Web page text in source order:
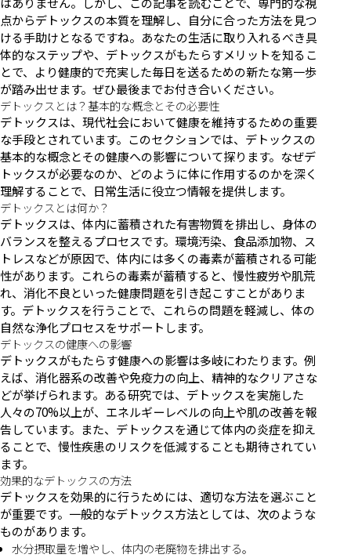
点からデトックスの本質を理解し、自分に合った方法を見つ
ける手助けとなるですね。あなたの生活に取り入れるべき具
体的なステップや、デトックスがもたらすメリットを知るこ
とで、より健康的で充実した毎日を送るための新たな第一歩
が踏み出せます。ぜひ最後までお付き合いください。
デトックスとは？基本的な概念とその必要性
デトックスは、現代社会において健康を維持するための重要
な手段とされています。このセクションでは、デトックスの
基本的な概念とその健康への影響について探ります。なぜデ
トックスが必要なのか、どのように体に作用するのかを深く
理解することで、日常生活に役立つ情報を提供します。
デトックスとは何か？
デトックスは、体内に蓄積された有害物質を排出し、身体の
バランスを整えるプロセスです。環境汚染、食品添加物、ス
トレスなどが原因で、体内には多くの毒素が蓄積される可能
性があります。これらの毒素が蓄積すると、慢性疲労や肌荒
れ、消化不良といった健康問題を引き起こすことがありま
す。デトックスを行うことで、これらの問題を軽減し、体の
自然な浄化プロセスをサポートします。
デトックスの健康への影響
デトックスがもたらす健康への影響は多岐にわたります。例
えば、消化器系の改善や免疫力の向上、精神的なクリアさな
どが挙げられます。ある研究では、デトックスを実施した
人々の70%以上が、エネルギーレベルの向上や肌の改善を報
告しています。また、デトックスを通じて体内の炎症を抑え
ることで、慢性疾患のリスクを低減することも期待されてい
ます。
効果的なデトックスの方法
デトックスを効果的に行うためには、適切な方法を選ぶこと
が重要です。一般的なデトックス方法としては、次のような
ものがあります。
水分摂取量を増やし、体内の老廃物を排出する。